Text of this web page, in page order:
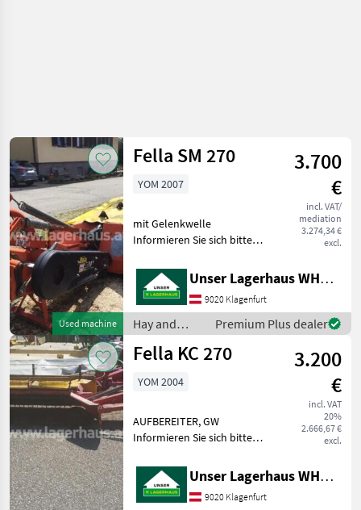
Used machine
Fella SM 270
3.700
€
incl. VAT/
mediation
3.274,34 €
excl.
YOM 2007
mit Gelenkwelle
Informieren Sie sich bitte
telefonisch, ob die von
Ihnen angefragte Maschine
aktuell bei uns am Lager
steht. Wir inserieren auch
Unser Lagerhaus WHG, Kärnten, Klagenfurt
9020 Klagenfurt
Hay and
forage
equipment /
Premium Plus dealer
Fella KC 270
3.200
€
incl. VAT
20%
2.666,67 €
excl.
YOM 2004
AUFBEREITER, GW
Informieren Sie sich bitte
telefonisch, ob die von
Ihnen angefragte Maschine
aktuell bei uns am Lager
Unser Lagerhaus WHG, Kärnten, Klagenfurt
9020 Klagenfurt